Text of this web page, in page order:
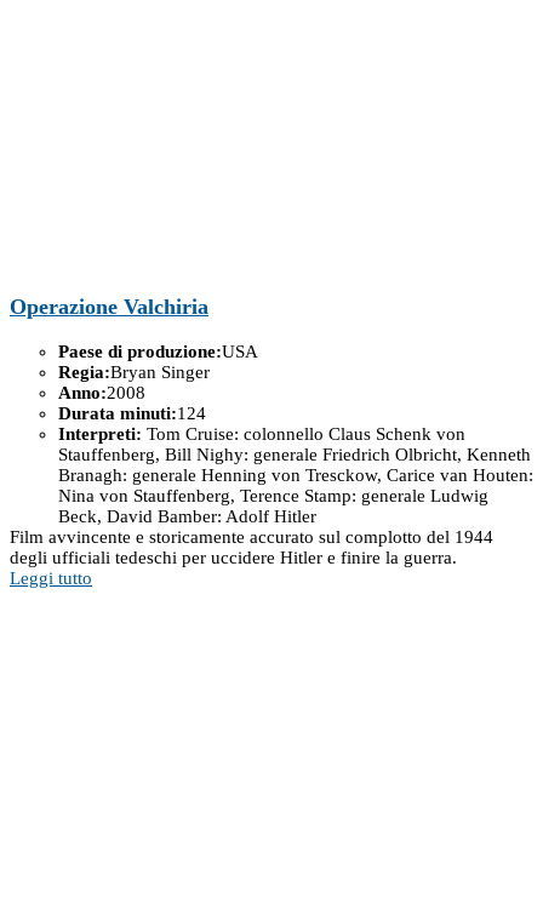
Operazione Valchiria
Paese di produzione:USA
Regia:Bryan Singer
Anno:2008
Durata minuti:124
Interpreti: Tom Cruise: colonnello Claus Schenk von
Stauffenberg, Bill Nighy: generale Friedrich Olbricht, Kenneth
Branagh: generale Henning von Tresckow, Carice van Houten:
Nina von Stauffenberg, Terence Stamp: generale Ludwig
Beck, David Bamber: Adolf Hitler
Film avvincente e storicamente accurato sul complotto del 1944
degli ufficiali tedeschi per uccidere Hitler e finire la guerra.
Leggi tutto